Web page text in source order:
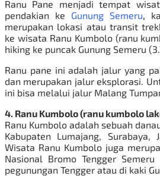
Ranu Pane menjadi tempat
pendakian ke
Gunung Semeru
merupakan lokasi atau transit
ke wisata Ranu Kumbolo (ranu
hiking ke puncak Gunung Semeru
Ranu pane ini adalah jalur yang
dan merupakan jalur eksplorasi.
ini bisa melalui jalur Malang
4. Ranu Kumbolo (ranu kumbolo
Ranu Kumbolo adalah sebuah
Kabupaten Lumajang, Surabaya,
Wisata Ranu Kumbolo juga
Nasional Bromo Tengger
pegunungan Tengger atau di kaki